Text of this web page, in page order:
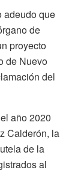
adeudo que
de
proyecto
de Nuevo
del
año 2020
Calderón, la
de la
al